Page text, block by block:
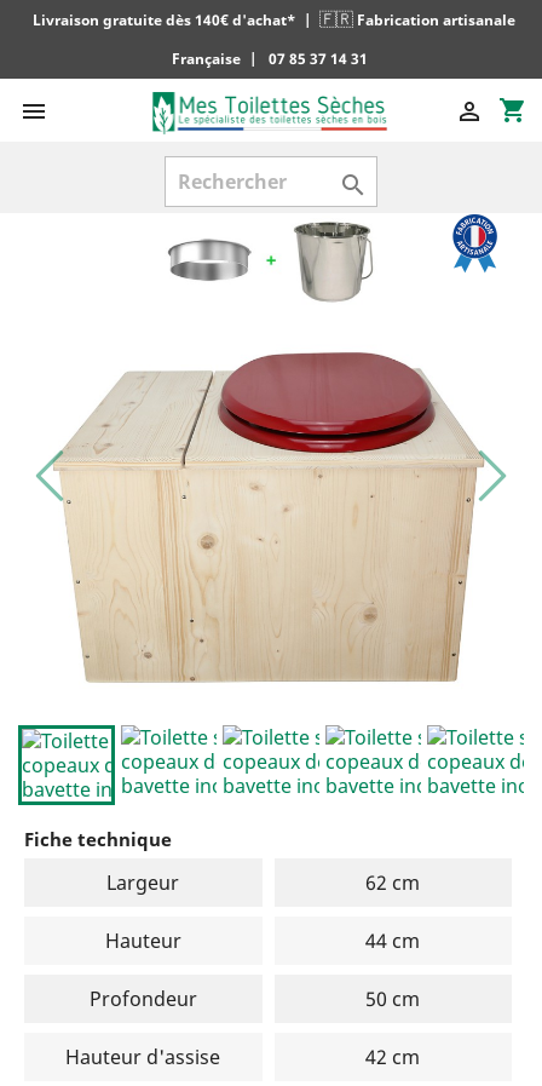
Livraison gratuite dès 140€ d'achat* | 🇫🇷 Fabrication artisanale
Française | 07 85 37 14 31
 shopping_cart


Fiche technique
Largeur 62 cm
Hauteur 44 cm
Profondeur 50 cm
Hauteur d'assise 42 cm